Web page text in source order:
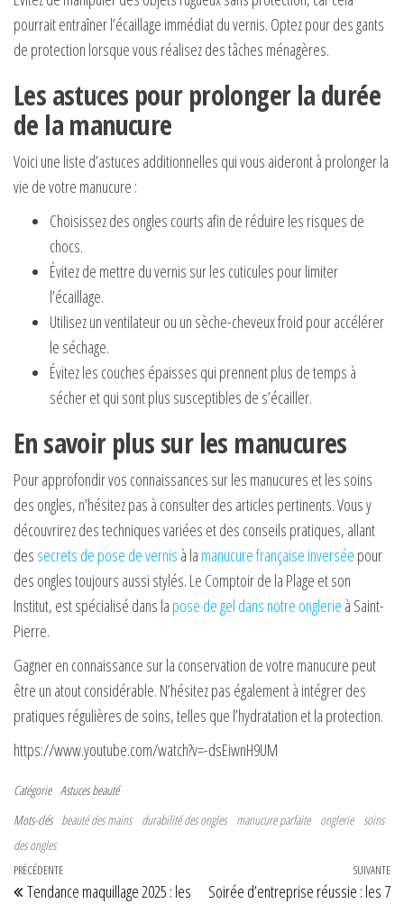
pourrait entraîner l’écaillage immédiat du vernis. Optez pour des gants
de protection lorsque vous réalisez des tâches ménagères.
Les astuces pour prolonger la durée
de la manucure
Voici une liste d’astuces additionnelles qui vous aideront à prolonger la
vie de votre manucure :
Choisissez des ongles courts afin de réduire les risques de
chocs.
Évitez de mettre du vernis sur les cuticules pour limiter
l’écaillage.
Utilisez un ventilateur ou un sèche-cheveux froid pour accélérer
le séchage.
Évitez les couches épaisses qui prennent plus de temps à
sécher et qui sont plus susceptibles de s’écailler.
En savoir plus sur les manucures
Pour approfondir vos connaissances sur les manucures et les soins
des ongles, n’hésitez pas à consulter des articles pertinents. Vous y
découvrirez des techniques variées et des conseils pratiques, allant
des secrets de pose de vernis à la manucure française inversée pour
des ongles toujours aussi stylés. Le Comptoir de la Plage et son
Institut, est spécialisé dans la pose de gel dans notre onglerie à Saint-
Pierre.
Gagner en connaissance sur la conservation de votre manucure peut
être un atout considérable. N’hésitez pas également à intégrer des
pratiques régulières de soins, telles que l’hydratation et la protection.
https://www.youtube.com/watch?v=-dsEiwnH9UM
Catégorie Astuces beauté
Mots-clés beauté des mains durabilité des ongles manucure parfaite onglerie soins
des ongles
Navigation de l’article
Article précédent
PRÉCÉDENTE
Tendance maquillage 2025 : les
SUIVANTE
Soirée d’entreprise réussie : les 7